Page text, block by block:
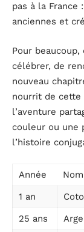
pas à la France
anciennes et
Pour
célébrer, de
nouveau
nourrit de
l’aventure
couleur ou une
l’histoire
Année
1 an
25 ans